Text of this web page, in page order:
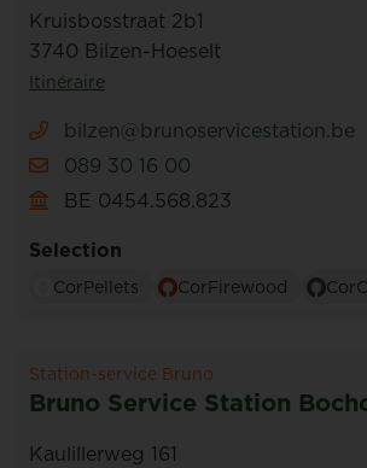
Kruisbosstraat 2b1
3740 Bilzen-Hoeselt
Itinéraire
bilzen@brunoservicestation.be
089 30 16 00
BE 0454.568.823
Selection
CorPellets CorFirewood
Station-service Bruno
Bruno Service Station
Kaulillerweg 161